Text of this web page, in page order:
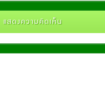
แสดงความคิดเห็น